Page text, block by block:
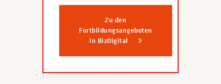
Zu den
Fortbildungsangeboten
in BizDigital